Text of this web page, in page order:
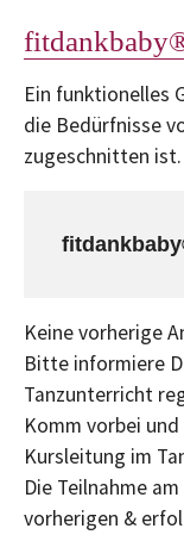
Ein funktionelles
die Bedürfnisse
zugeschnitten ist.
Keine vorherige
Bitte informiere
Tanzunterricht
Komm vorbei
Kursleitung im
Die Teilnahme
vorherigen &